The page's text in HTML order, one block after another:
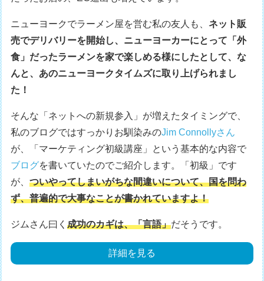
ニューヨークでラーメン屋を営む私の友人も、ネット販
売でデリバリーを開始し、ニューヨーカーにとって「外
食」だったラーメンを家で楽しめる様にしたとして、な
んと、あのニューヨークタイムズに取り上げられまし
た！
そんな「ネットへの新規参入」が増えたタイミングで、
私のブログではすっかりお馴染みのJim Connollyさん
が、「マーケティング初級講座」という基本的な内容で
ブログを書いていたのでご紹介します。「初級」です
が、ついやってしまいがちな間違いについて、国を問わ
ず、普遍的で大事なことが書かれていますよ！
ジムさん曰く成功のカギは、「言語」だそうです。
詳細を見る